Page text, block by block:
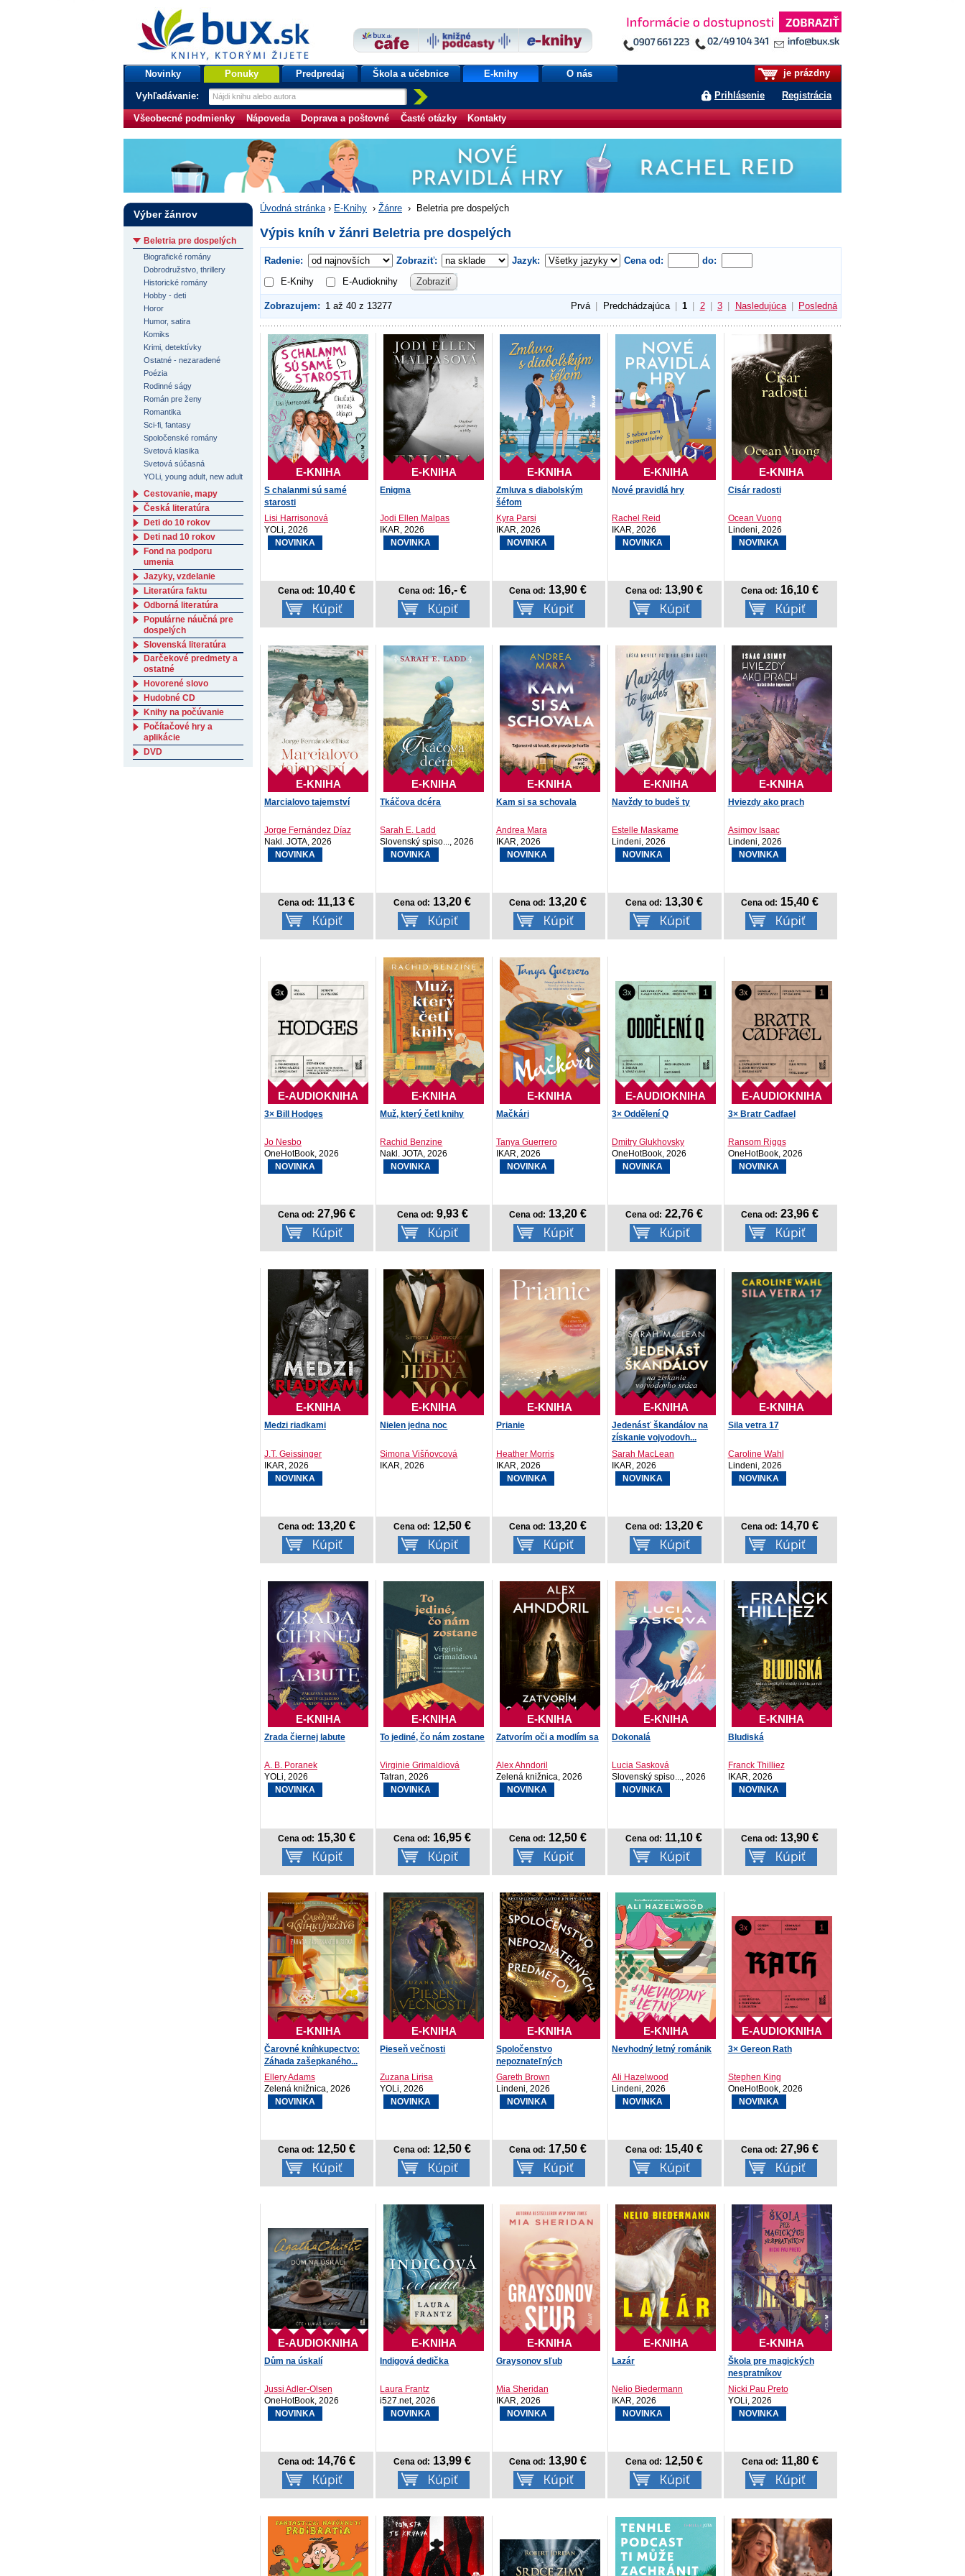
bux.sk
knihy, ktorými žijete
Úvodná stránka
je prázdny
Prihlásenie Registrácia
Novinky Ponuky Predpredaj Škola a učebnice E-knihy O nás
Vyhľadávanie:
Všeobecné podmienky Nápoveda Doprava a poštovné Časté otázky Kontakty
Úvodná stránka› E-Knihy › Žánre › Beletria pre dospelých
Výpis kníh v žánri Beletria pre dospelých
Radenie: Zobraziť: Jazyk: Cena od:
do:
E-Knihy
E-Audioknihy Zobraziť
Zobrazujem: 1 až 40 z 13277 Prvá Predchádzajúca 1 2 3 Nasledujúca Posledná
E-KNIHA
S chalanmi sú samé
starosti
Lisi Harrisonová
YOLi, 2026
NOVINKA
Cena od: 10,40 €
E-KNIHA
Enigma
Jodi Ellen Malpas
IKAR, 2026
NOVINKA
Cena od: 16,- €
E-KNIHA
Zmluva s diabolským
šéfom
Kyra Parsi
IKAR, 2026
NOVINKA
Cena od: 13,90 €
E-KNIHA
Nové pravidlá hry
Rachel Reid
IKAR, 2026
NOVINKA
Cena od: 13,90 €
E-KNIHA
Cisár radosti
Ocean Vuong
Lindeni, 2026
NOVINKA
Cena od: 16,10 €
E-KNIHA
Marcialovo tajemství
Jorge Fernández Díaz
Nakl. JOTA, 2026
NOVINKA
Cena od: 11,13 €
E-KNIHA
Tkáčova dcéra
Sarah E. Ladd
Slovenský spiso..., 2026
NOVINKA
Cena od: 13,20 €
E-KNIHA
Kam si sa schovala
Andrea Mara
IKAR, 2026
NOVINKA
Cena od: 13,20 €
E-KNIHA
Navždy to budeš ty
Estelle Maskame
Lindeni, 2026
NOVINKA
Cena od: 13,30 €
E-KNIHA
Hviezdy ako prach
Asimov Isaac
Lindeni, 2026
NOVINKA
Cena od: 15,40 €
E-AUDIOKNIHA
3× Bill Hodges
Jo Nesbo
OneHotBook, 2026
NOVINKA
Cena od: 27,96 €
E-KNIHA
Muž, který četl knihy
Rachid Benzine
Nakl. JOTA, 2026
NOVINKA
Cena od: 9,93 €
E-KNIHA
Mačkári
Tanya Guerrero
IKAR, 2026
NOVINKA
Cena od: 13,20 €
E-AUDIOKNIHA
3× Oddělení Q
Dmitry Glukhovsky
OneHotBook, 2026
NOVINKA
Cena od: 22,76 €
E-AUDIOKNIHA
3× Bratr Cadfael
Ransom Riggs
OneHotBook, 2026
NOVINKA
Cena od: 23,96 €
E-KNIHA
Medzi riadkami
J.T. Geissinger
IKAR, 2026
NOVINKA
Cena od: 13,20 €
E-KNIHA
Nielen jedna noc
Simona Višňovcová
IKAR, 2026
Cena od: 12,50 €
E-KNIHA
Prianie
Heather Morris
IKAR, 2026
NOVINKA
Cena od: 13,20 €
E-KNIHA
Jedenásť škandálov na
získanie vojvodovh...
Sarah MacLean
IKAR, 2026
NOVINKA
Cena od: 13,20 €
E-KNIHA
Sila vetra 17
Caroline Wahl
Lindeni, 2026
NOVINKA
Cena od: 14,70 €
E-KNIHA
Zrada čiernej labute
A. B. Poranek
YOLi, 2026
NOVINKA
Cena od: 15,30 €
E-KNIHA
To jediné, čo nám zostane
Virginie Grimaldiová
Tatran, 2026
NOVINKA
Cena od: 16,95 €
E-KNIHA
Zatvorím oči a modlím sa
Alex Ahndoril
Zelená knižnica, 2026
NOVINKA
Cena od: 12,50 €
E-KNIHA
Dokonalá
Lucia Sasková
Slovenský spiso..., 2026
NOVINKA
Cena od: 11,10 €
E-KNIHA
Bludiská
Franck Thilliez
IKAR, 2026
NOVINKA
Cena od: 13,90 €
E-KNIHA
Čarovné kníhkupectvo:
Záhada zašepkaného...
Ellery Adams
Zelená knižnica, 2026
NOVINKA
Cena od: 12,50 €
E-KNIHA
Pieseň večnosti
Zuzana Lirisa
YOLi, 2026
NOVINKA
Cena od: 12,50 €
E-KNIHA
Spoločenstvo
nepoznateľných
predmetov
Gareth Brown
Lindeni, 2026
NOVINKA
Cena od: 17,50 €
E-KNIHA
Nevhodný letný románik
Ali Hazelwood
Lindeni, 2026
NOVINKA
Cena od: 15,40 €
E-AUDIOKNIHA
3× Gereon Rath
Stephen King
OneHotBook, 2026
NOVINKA
Cena od: 27,96 €
E-AUDIOKNIHA
Dům na úskalí
Jussi Adler-Olsen
OneHotBook, 2026
NOVINKA
Cena od: 14,76 €
E-KNIHA
Indigová dedička
Laura Frantz
i527.net, 2026
NOVINKA
Cena od: 13,99 €
E-KNIHA
Graysonov sľub
Mia Sheridan
IKAR, 2026
NOVINKA
Cena od: 13,90 €
E-KNIHA
Lazár
Nelio Biedermann
IKAR, 2026
NOVINKA
Cena od: 12,50 €
E-KNIHA
Škola pre magických
nespratníkov
Nicki Pau Preto
YOLi, 2026
NOVINKA
Cena od: 11,80 €
Výber žánrov
Beletria pre dospelých
Biografické romány
Dobrodružstvo, thrillery
Historické romány
Hobby - deti
Horor
Humor, satira
Komiks
Krimi, detektívky
Ostatné - nezaradené
Poézia
Rodinné ságy
Román pre ženy
Romantika
Sci-fi, fantasy
Spoločenské romány
Svetová klasika
Svetová súčasná
YOLi, young adult, new adult
Cestovanie, mapy
Česká literatúra
Deti do 10 rokov
Deti nad 10 rokov
Fond na podporu
umenia
Jazyky, vzdelanie
Literatúra faktu
Odborná literatúra
Populárne náučná pre
dospelých
Slovenská literatúra
Darčekové predmety a
ostatné
Hovorené slovo
Hudobné CD
Knihy na počúvanie
Počítačové hry a
aplikácie
DVD